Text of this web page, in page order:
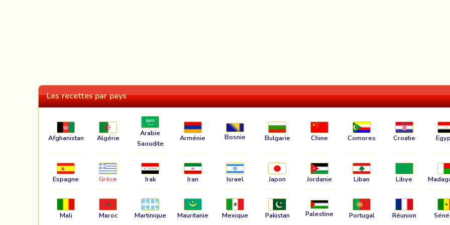
Les recettes par pays
Afghanistan Algérie
Arabie
Saoudite
Arménie Bosnie Bulgarie Chine Comores Croatie
Espagne Grèce Irak Iran Israel Japon Jordanie Liban Libye
Mali Maroc Martinique Mauritanie Mexique Pakistan Palestine Portugal Réunion